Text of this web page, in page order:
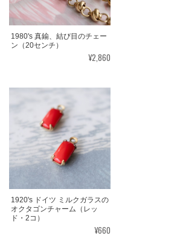
1980's 真鍮、結び目のチェー
ン（20センチ）
¥2,860
1920's ドイツ ミルクガラスの
オクタゴンチャーム（レッ
ド・2コ）
¥660